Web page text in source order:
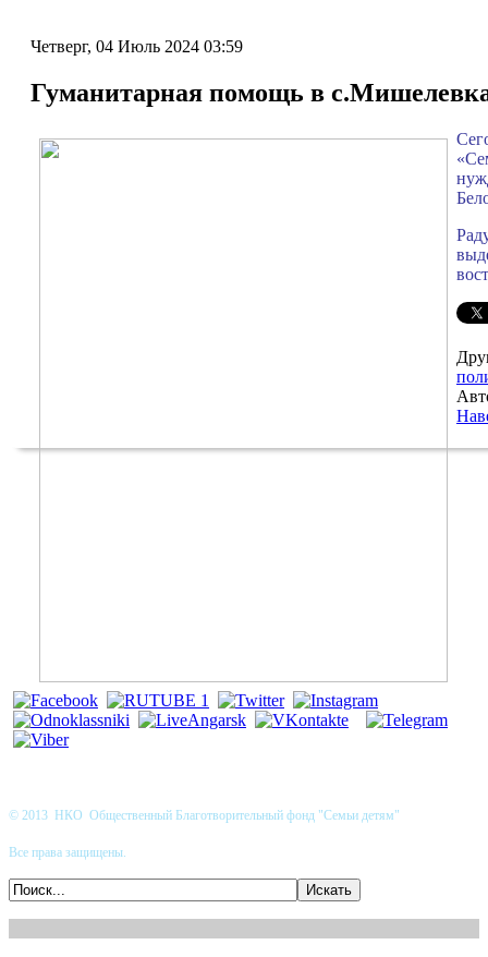
Четверг, 04 Июль 2024 03:59
Гуманитарная помощь в
© 2013 НКО Общественный Благотворительный фонд "Семьи детям"
Все права защищены.